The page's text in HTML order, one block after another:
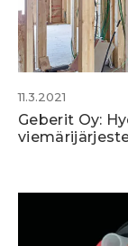
11.3.2021
Geberit Oy: